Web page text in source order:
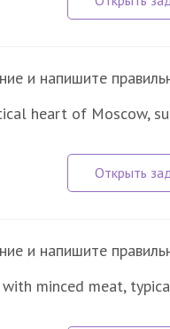
и напишите
heart of Moscow,
и напишите
minced meat,